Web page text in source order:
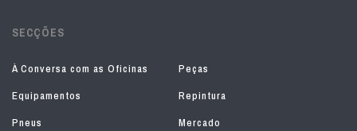
SECÇÕES
À Conversa com as Oficinas
Peças
Equipamentos
Repintura
Pneus
Mercado